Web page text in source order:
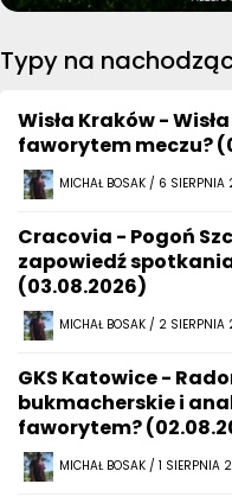
Typy na
Wisła Kraków -
faworytem meczu?
MICHAŁ BOSAK / 6
Cracovia - Pogoń
zapowiedź
(03.08.2026)
MICHAŁ BOSAK / 2
GKS Katowice -
bukmacherskie i
faworytem?
MICHAŁ BOSAK / 1 SIERPNIA